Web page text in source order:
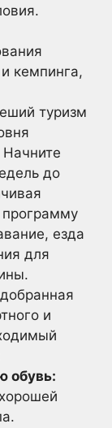
кемпинга,
туризм
до
программу
езда
для
и
обувь: